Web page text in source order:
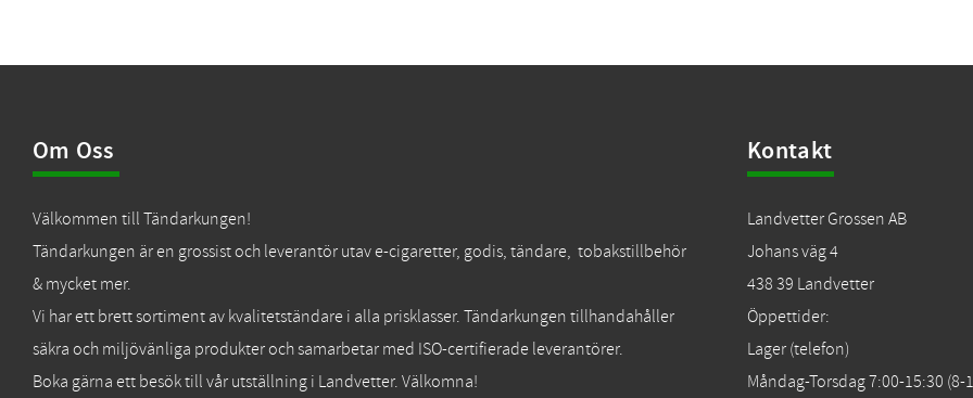
Om Oss
Välkommen till Tändarkungen!
Tändarkungen är en grossist och leverantör utav e-cigaretter, godis, tändare, tobakstillbehör
& mycket mer.
Vi har ett brett sortiment av kvalitetständare i alla prisklasser. Tändarkungen tillhandahåller
säkra och miljövänliga produkter och samarbetar med ISO-certifierade leverantörer.
Boka gärna ett besök till vår utställning i Landvetter. Välkomna!
Kontakt
Landvetter Grossen AB
Johans väg 4
438 39 Landvetter
Öppettider:
Lager (telefon)
Måndag-Torsdag 7:00-15:30 (8-